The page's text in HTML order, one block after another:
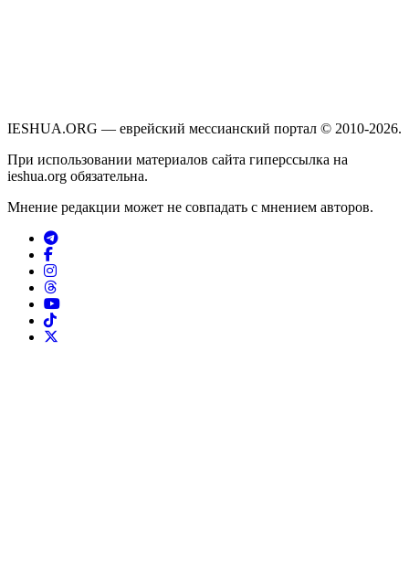
IESHUA.ORG — еврейский мессианский портал © 2010-2026.
При использовании материалов сайта гиперссылка на
ieshua.org обязательна.
Мнение редакции может не совпадать с мнением авторов.